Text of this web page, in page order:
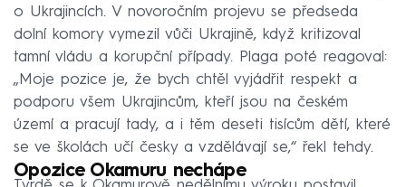
o Ukrajincích. V novoročním projevu se předseda
dolní komory vymezil vůči Ukrajině, když kritizoval
tamní vládu a korupční případy. Plaga poté reagoval:
„Moje pozice je, že bych chtěl vyjádřit respekt a
podporu všem Ukrajincům, kteří jsou na českém
území a pracují tady, a i těm deseti tisícům dětí, které
se ve školách učí česky a vzdělávají se,“ řekl tehdy.
Opozice Okamuru nechápe